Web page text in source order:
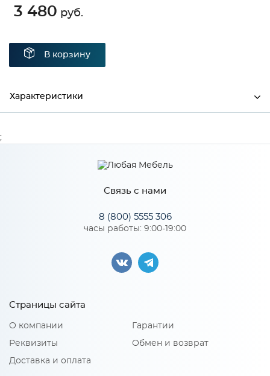
3 480 руб.
В корзину
Характеристики
Связь с нами
8 (800) 5555 306
часы работы: 9:00-19:00
Страницы сайта
О компании
Реквизиты
Доставка и оплата
Гарантии
Обмен и возврат
;